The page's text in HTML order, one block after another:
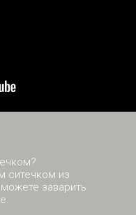
ситечком из
заварить